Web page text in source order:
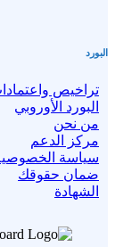
البورد
تراخيص
البورد الأوروبي
من نحن
مركز الدعم
سياسة
ضمان حقوقك
الشهادة